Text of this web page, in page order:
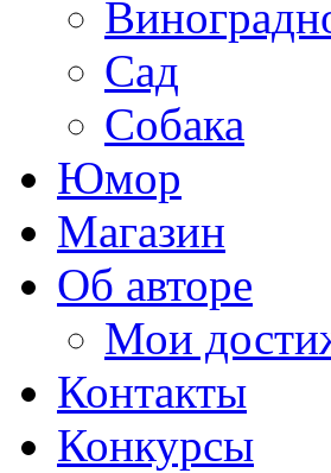
Сад
Собака
Юмор
Магазин
Об авторе
Мои
Контакты
Конкурсы